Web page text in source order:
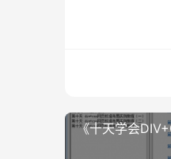
《十天学会